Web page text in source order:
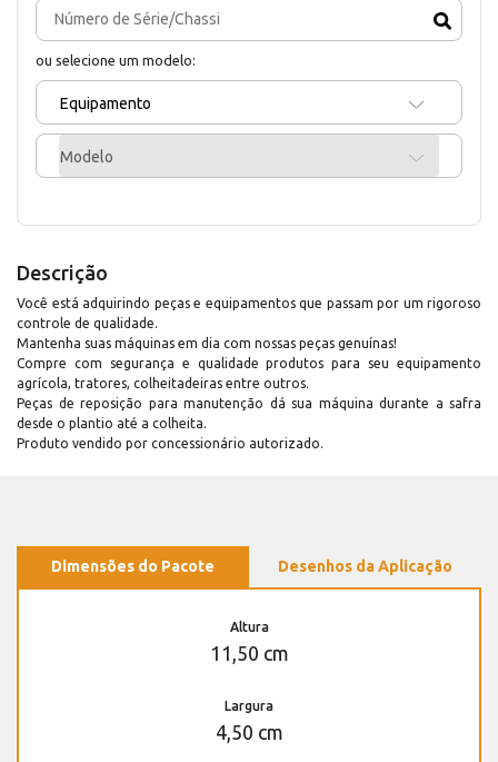
ou selecione um modelo:
Equipamento
Modelo
Descrição
Você está adquirindo peças e equipamentos que passam por um rigoroso
controle de qualidade.
Mantenha suas máquinas em dia com nossas peças genuínas!
Compre com segurança e qualidade produtos para seu equipamento
agrícola, tratores, colheitadeiras entre outros.
Peças de reposição para manutenção dá sua máquina durante a safra
desde o plantio até a colheita.
Produto vendido por concessionário autorizado.
Dimensões do Pacote Desenhos da Aplicação
Altura
11,50 cm
Largura
4,50 cm